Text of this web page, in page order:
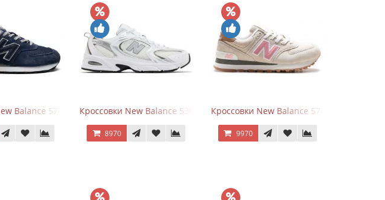
Balance 574 Navy Blue GreyКроссовки New Balance 530 White Silver Metallic
8970
Кроссовки New Balance 574 Power Beige
9970